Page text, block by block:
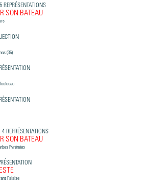
SON BATEAU
(35)
REPRÉSENTATIONS
SON BATEAU
Pyrénées
Falaise